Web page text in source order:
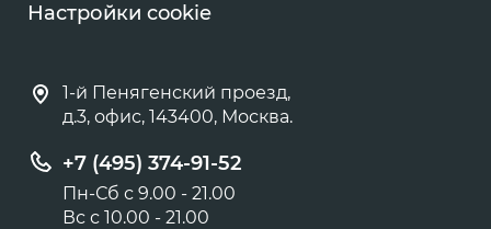
Настройки cookie
1-й Пенягенский проезд,
д.3, офис, 143400, Москва.
+7 (495) 374-91-52
Пн-Сб с 9.00 - 21.00
Вс с 10.00 - 21.00